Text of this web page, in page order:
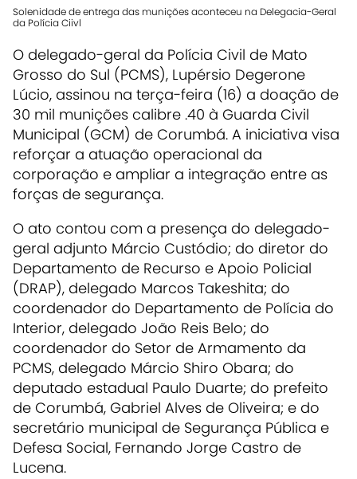
Solenidade de entrega das munições aconteceu na Delegacia-Geral
da Polícia Ciivl
O delegado-geral da Polícia Civil de Mato
Grosso do Sul (PCMS), Lupérsio Degerone
Lúcio, assinou na terça-feira (16) a doação de
30 mil munições calibre .40 à Guarda Civil
Municipal (GCM) de Corumbá. A iniciativa visa
reforçar a atuação operacional da
corporação e ampliar a integração entre as
forças de segurança.
O ato contou com a presença do delegado-
geral adjunto Márcio Custódio; do diretor do
Departamento de Recurso e Apoio Policial
(DRAP), delegado Marcos Takeshita; do
coordenador do Departamento de Polícia do
Interior, delegado João Reis Belo; do
coordenador do Setor de Armamento da
PCMS, delegado Márcio Shiro Obara; do
deputado estadual Paulo Duarte; do prefeito
de Corumbá, Gabriel Alves de Oliveira; e do
secretário municipal de Segurança Pública e
Defesa Social, Fernando Jorge Castro de
Lucena.